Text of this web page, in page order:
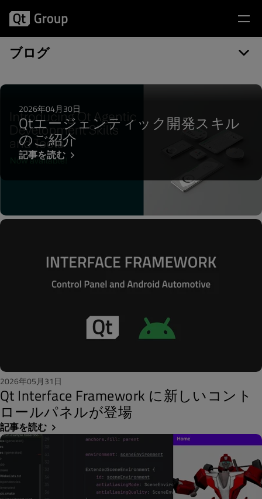
ブログ
記事カテゴリー: Android
2026年04月30日
Qtエージェンティック開発スキル
のご紹介
記事を読む
2026年05月31日
Qt Interface Framework に新しいコント
ロールパネルが登場
記事を読む